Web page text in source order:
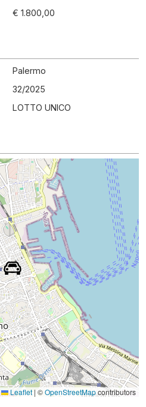
€ 1.800,00
Palermo
32/2025
LOTTO UNICO
Leaflet | ©OpenStreetMapcontributors